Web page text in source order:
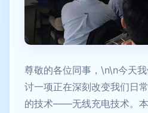
尊敬的各位同事，\n\n今天
讨一项正在深刻改变我们日
的技术——无线充电技术。